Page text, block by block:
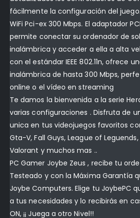
fácilmente la configuración del juego.
WiFi Pci-ex 300 Mbps. El adaptador
permite conectar su ordenador de
inalámbrica y acceder a ella a alta
con el estándar IEEE 802.11n, ofrece
inalámbrica de hasta 300 Mbps,
online o el vídeo en streaming
Te damos la bienvenida a la serie
varias configuraciones . Disfruta de
unica en tus videojuegos favoritos
Gta-V, Fall Guys, League of
Valorant y muchos mas ..
PC Gamer Joybe Zeus , recibe tu
Testeado y con la Máxima Garantía
Joybe Computers. Elige tu JoybePC
a tus necesidades y lo recibirás en
ON, ¡¡ Juega a otro Nivel!!